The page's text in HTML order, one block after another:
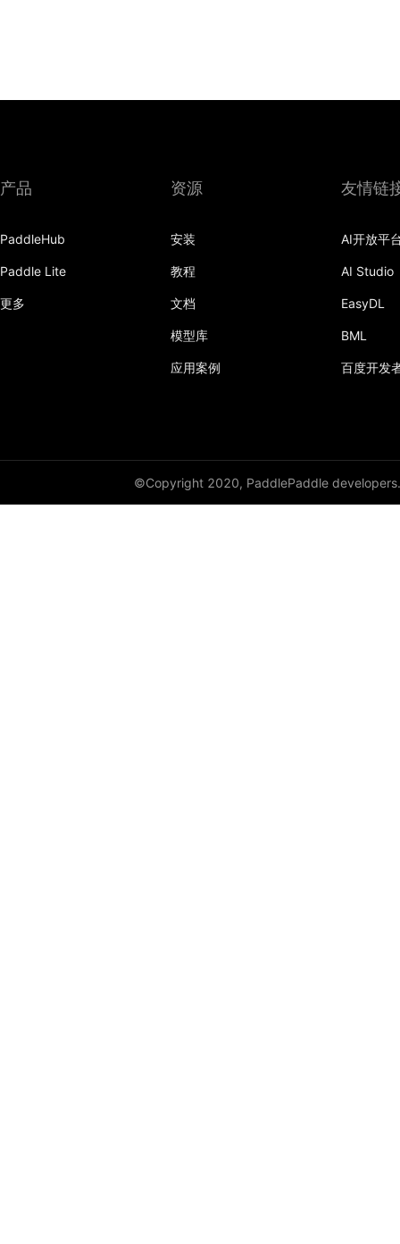
产品
PaddleHub
Paddle Lite
更多
资源
安装
教程
文档
模型库
应用案例
友情链
AI开放平
AI Studio
EasyDL
BML
百度开发
©Copyright 2020, PaddlePaddle developers.